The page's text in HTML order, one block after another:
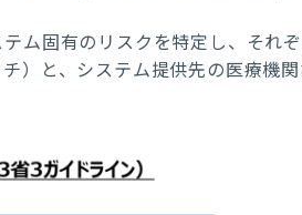
ム固有のリスクを特定し、それ
）と、システム提供先の医療機